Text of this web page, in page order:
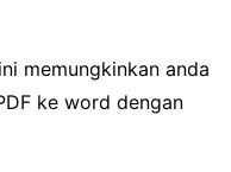
memungkinkan anda
ke word dengan